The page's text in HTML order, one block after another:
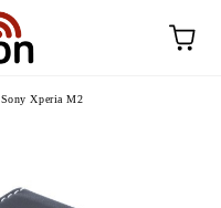
Sony Xperia M2